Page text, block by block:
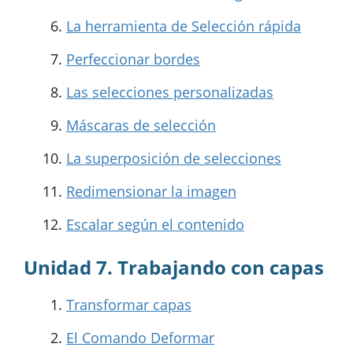
La herramienta de Selección rápida
Perfeccionar bordes
Las selecciones personalizadas
Máscaras de selección
La superposición de selecciones
Redimensionar la imagen
Escalar según el contenido
Unidad 7. Trabajando con capas
Transformar capas
El Comando Deformar